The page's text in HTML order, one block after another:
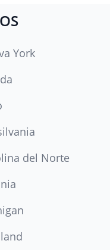
York
del Norte